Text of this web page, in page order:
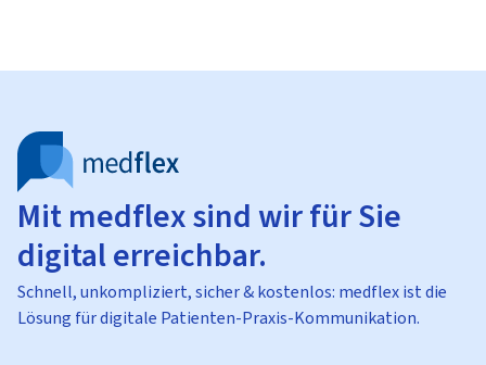
Mit medflex sind wir für Sie
digital erreichbar.
Schnell, unkompliziert, sicher & kostenlos: medflex ist die
Lösung für digitale Patienten-Praxis-Kommunikation.